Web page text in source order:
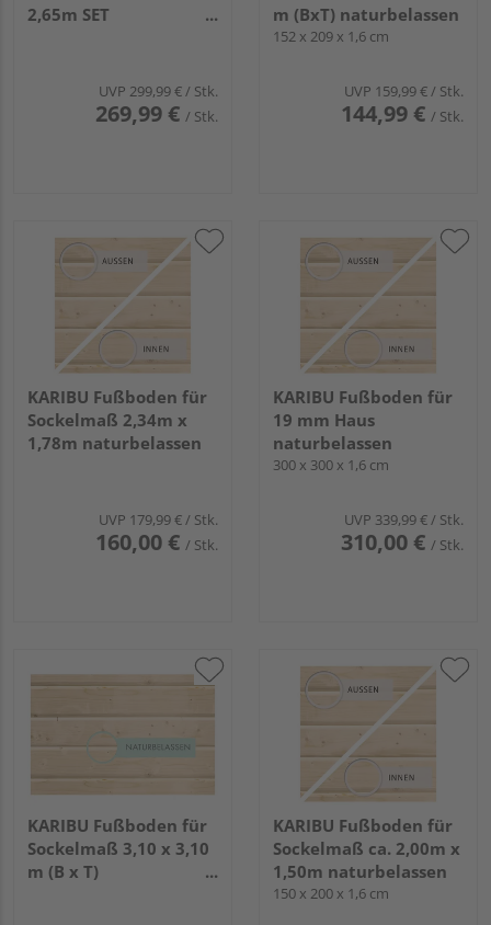
2,65m SET
UVP 299,99 € / Stk.
269,99 € / Stk.
m (BxT) naturbelassen
152 x 209 x 1,6 cm
UVP 159,99 € / Stk.
144,99 € / Stk.
KARIBU Fußboden für
Sockelmaß 2,34m x
1,78m naturbelassen
UVP 179,99 €/ Stk.
160,00 € / Stk.
KARIBU Fußboden für
19 mm Haus
naturbelassen
300 x 300 x 1,6 cm
UVP 339,99 €/ Stk.
310,00 € / Stk.
KARIBU Fußboden für
Sockelmaß 3,10 x 3,10
m (B x T)
KARIBU Fußboden für
Sockelmaß ca. 2,00m x
1,50m naturbelassen
150 x 200 x 1,6 cm